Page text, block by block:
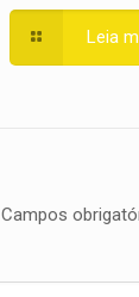
Leia
Campos